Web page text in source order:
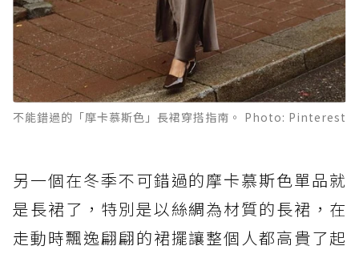
不能錯過的「摩卡慕斯色」長裙穿搭指南。 Photo: Pinterest
另一個在冬季不可錯過的摩卡慕斯色單品就
是長裙了，特別是以絲綢為材質的長裙，在
走動時飄逸翩翩的裙擺讓整個人都高貴了起